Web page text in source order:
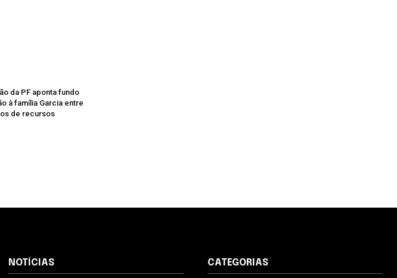
da PF aponta fundo
à família Garcia entre
de recursos
NOTÍCIAS CATEGORIAS